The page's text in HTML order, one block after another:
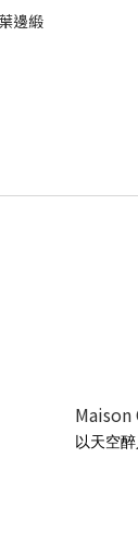
邊緞
以天空